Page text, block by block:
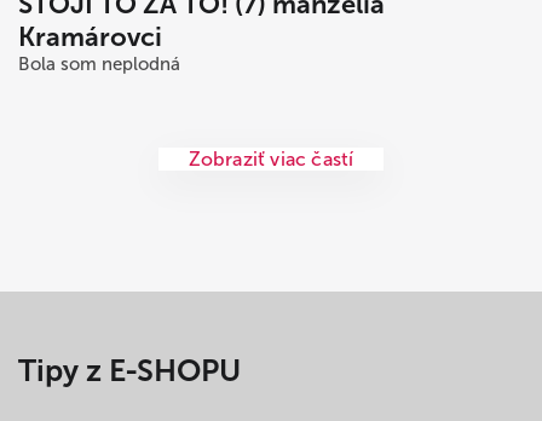
Kramárovci
Bola som neplodná
Zobraziť viac častí
Tipy z E-SHOPU